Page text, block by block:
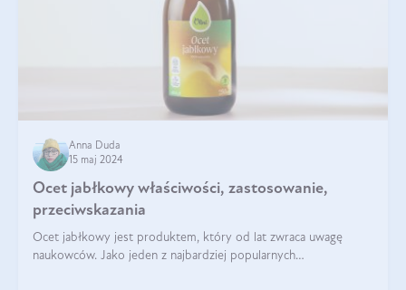
Anna Duda
15 maj 2024
Ocet jabłkowy właściwości, zastosowanie,
przeciwskazania
Ocet jabłkowy jest produktem, który od lat zwraca uwagę
naukowców. Jako jeden z najbardziej popularnych